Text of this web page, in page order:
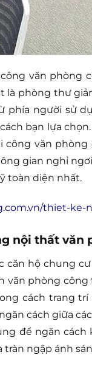
văn phòng
là phòng thư
phía người sử
bạn lựa
công văn
gian nghỉ
toàn diện nhất.
thiet-ke-
nội thất văn
căn hộ chung
văn phòng
cách trang
cách giữa
để ngăn cách
ngập ánh